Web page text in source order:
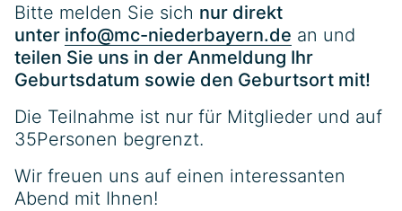
Bitte melden Sie sich nur direkt
unter info@mc-niederbayern.de an und
teilen Sie uns in der Anmeldung Ihr
Geburtsdatum sowie den Geburtsort mit!
Die Teilnahme ist nur für Mitglieder und auf
35Personen begrenzt.
Wir freuen uns auf einen interessanten
Abend mit Ihnen!